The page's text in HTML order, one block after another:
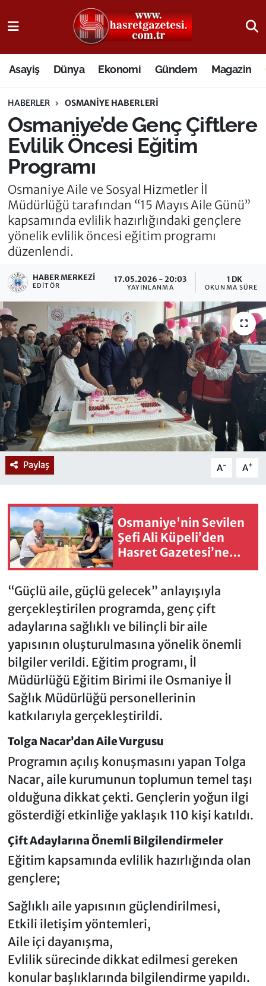
Asayiş Dünya Ekonomi Gündem Magazin
HABERLER OSMANIYE HABERLERI
Osmaniye’de Genç Çiftlere
Evlilik Öncesi Eğitim
Programı
Osmaniye Aile ve Sosyal Hizmetler İl
Müdürlüğü tarafından “15 Mayıs Aile Günü”
kapsamında evlilik hazırlığındaki gençlere
yönelik evlilik öncesi eğitim programı
düzenlendi.
HABER MERKEZI
EDITÖR
17.05.2026 - 20:03
YAYINLANMA
1 DK
OKUNMA SÜRESI
Paylaş A- A+
Osmaniye'nin Sevilen
Şefi Ali Küpeli’den
Hasret Gazetesi’ne
Özel Açıklamalar
“Güçlü aile, güçlü gelecek” anlayışıyla
gerçekleştirilen programda, genç çift
adaylarına sağlıklı ve bilinçli bir aile
yapısının oluşturulmasına yönelik önemli
bilgiler verildi. Eğitim programı, İl
Müdürlüğü Eğitim Birimi ile Osmaniye İl
Sağlık Müdürlüğü personellerinin
katkılarıyla gerçekleştirildi.
Tolga Nacar’dan Aile Vurgusu
Programın açılış konuşmasını yapan Tolga
Nacar, aile kurumunun toplumun temel taşı
olduğuna dikkat çekti. Gençlerin yoğun ilgi
gösterdiği etkinliğe yaklaşık 110 kişi katıldı.
Çift Adaylarına Önemli Bilgilendirmeler
Eğitim kapsamında evlilik hazırlığında olan
gençlere;
Sağlıklı aile yapısının güçlendirilmesi,
Etkili iletişim yöntemleri,
Aile içi dayanışma,
Evlilik sürecinde dikkat edilmesi gereken
konular başlıklarında bilgilendirme yapıldı.
Osmaniye Nöbetçi Eczaneler
Osmaniye Hava Durumu
Osmaniye Trafik Yoğunluk Haritası
Süper Lig Puan Durumu ve Fikstür
Tüm Manşetler
Son Dakika Haberleri
Haber Arşivi